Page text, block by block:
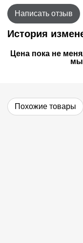
Написать отзыв
История
Цена пока не
мы
Похожие товары